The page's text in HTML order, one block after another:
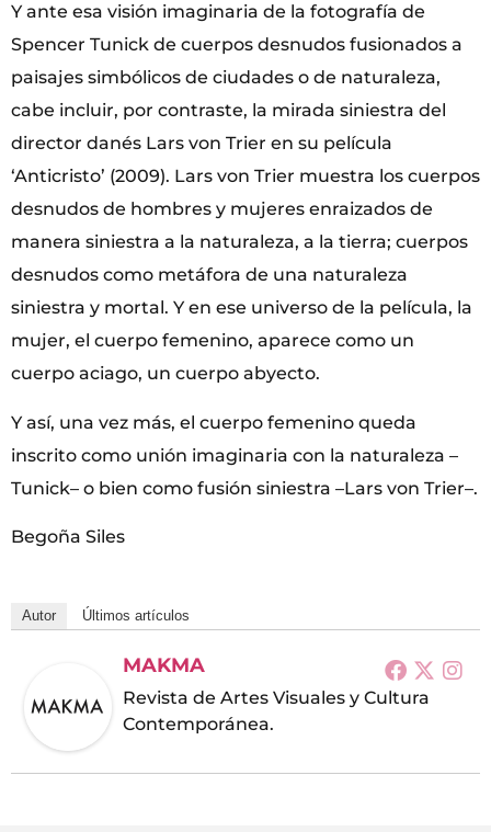
Y ante esa visión imaginaria de la fotografía de
Spencer Tunick de cuerpos desnudos fusionados a
paisajes simbólicos de ciudades o de naturaleza,
cabe incluir, por contraste, la mirada siniestra del
director danés Lars von Trier en su película
‘Anticristo’ (2009). Lars von Trier muestra los cuerpos
desnudos de hombres y mujeres enraizados de
manera siniestra a la naturaleza, a la tierra; cuerpos
desnudos como metáfora de una naturaleza
siniestra y mortal. Y en ese universo de la película, la
mujer, el cuerpo femenino, aparece como un
cuerpo aciago, un cuerpo abyecto.
Y así, una vez más, el cuerpo femenino queda
inscrito como unión imaginaria con la naturaleza –
Tunick– o bien como fusión siniestra –Lars von Trier–.
Begoña Siles
Autor Últimos artículos
MAKMA
Revista de Artes Visuales y Cultura
Contemporánea.